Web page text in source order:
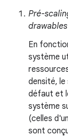
Pré-
En
système
densité,
défaut et
système
(celles
sont